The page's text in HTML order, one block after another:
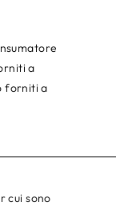
a
forniti a
cui sono